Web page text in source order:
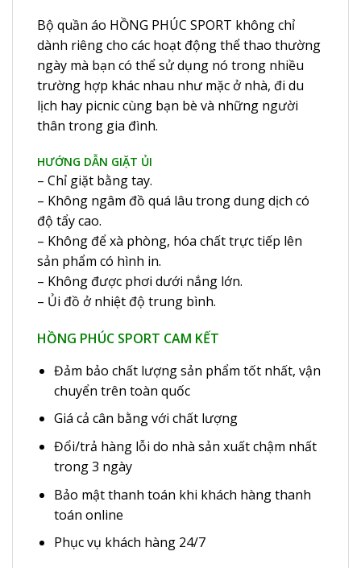
Bộ quần áo HỒNG PHÚC SPORT không chỉ
dành riêng cho các hoạt động thể thao thường
ngày mà bạn có thể sử dụng nó trong nhiều
trường hợp khác nhau như mặc ở nhà, đi du
lịch hay picnic cùng bạn bè và những người
thân trong gia đình.
HƯỚNG DẪN GIẶT ỦI
– Chỉ giặt bằng tay.
– Không ngâm đồ quá lâu trong dung dịch có
độ tẩy cao.
– Không để xà phòng, hóa chất trực tiếp lên
sản phẩm có hình in.
– Không được phơi dưới nắng lớn.
– Ủi đồ ở nhiệt độ trung bình.
HỒNG PHÚC SPORT CAM KẾT
Đảm bảo chất lượng sản phẩm tốt nhất, vận
chuyển trên toàn quốc
Giá cả cân bằng với chất lượng
Đổi/trả hàng lỗi do nhà sản xuất chậm nhất
trong 3 ngày
Bảo mật thanh toán khi khách hàng thanh
toán online
Phục vụ khách hàng 24/7